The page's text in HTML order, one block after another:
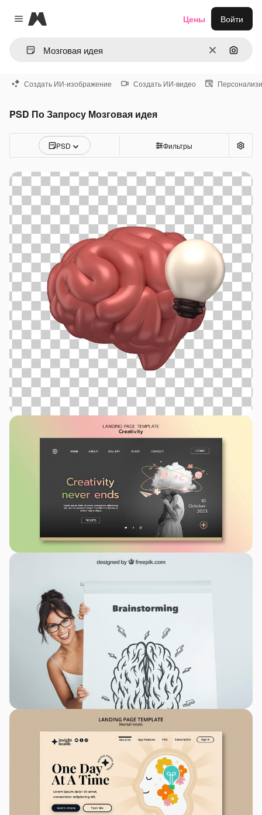
Close menu
Magnific
ОчиститьПоиск
Цены Войти
Создать ИИ-изображение Создать ИИ-видео
PSD По Запросу Мозговая идея
PSD Фильтры